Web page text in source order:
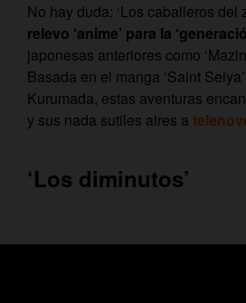
No hay duda: ‘Los caballeros del
relevo ‘anime’ para la
japonesas anteriores como
Basada en el manga ‘Saint
Kurumada, estas aventuras
y sus nada sutiles aires a
‘Los diminutos’